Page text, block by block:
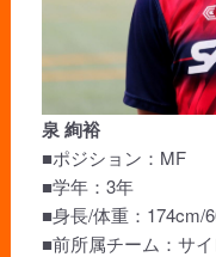
泉 絢裕
■ポジション：MF
■学年：3年
■身長/体重：174cm/
■前所属チーム：サ